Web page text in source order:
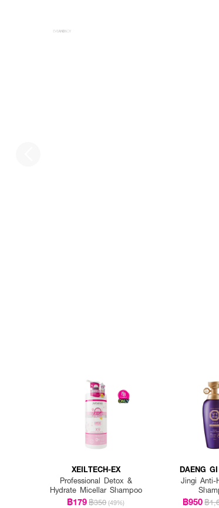
XEILTECH-EX
Professional Detox &
Hydrate Micellar Shampoo
฿179฿350 (49%)
DAENG
Jingi Anti-
฿950฿